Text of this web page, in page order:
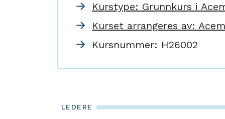
Kurstype: Grunnkurs i
Kurset arrangeres av:
Kursnummer: H26002
LEDERE